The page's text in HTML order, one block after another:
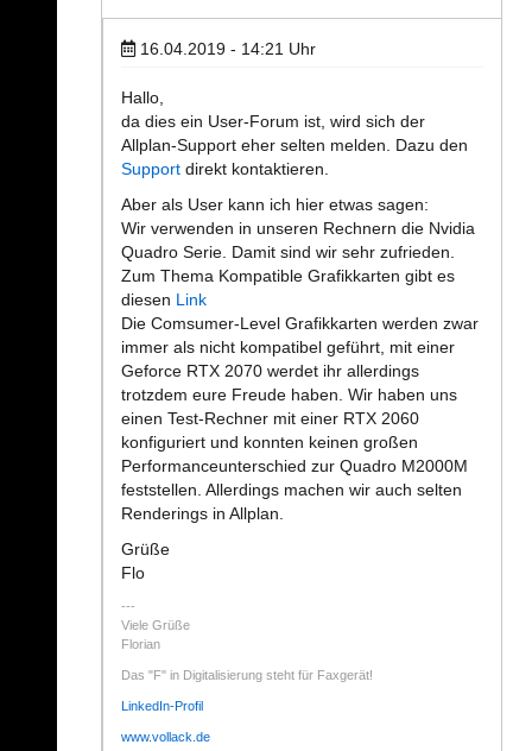
16.04.2019 - 14:21 Uhr
Hallo,
da dies ein User-Forum ist, wird sich der
Allplan-Support eher selten melden. Dazu den
Support direkt kontaktieren.
Aber als User kann ich hier etwas sagen:
Wir verwenden in unseren Rechnern die Nvidia
Quadro Serie. Damit sind wir sehr zufrieden.
Zum Thema Kompatible Grafikkarten gibt es
diesen Link
Die Comsumer-Level Grafikkarten werden zwar
immer als nicht kompatibel geführt, mit einer
Geforce RTX 2070 werdet ihr allerdings
trotzdem eure Freude haben. Wir haben uns
einen Test-Rechner mit einer RTX 2060
konfiguriert und konnten keinen großen
Performanceunterschied zur Quadro M2000M
feststellen. Allerdings machen wir auch selten
Renderings in Allplan.
Grüße
Flo
Viele Grüße
Florian
Das "F" in Digitalisierung steht für Faxgerät!
LinkedIn-Profil
www.vollack.de